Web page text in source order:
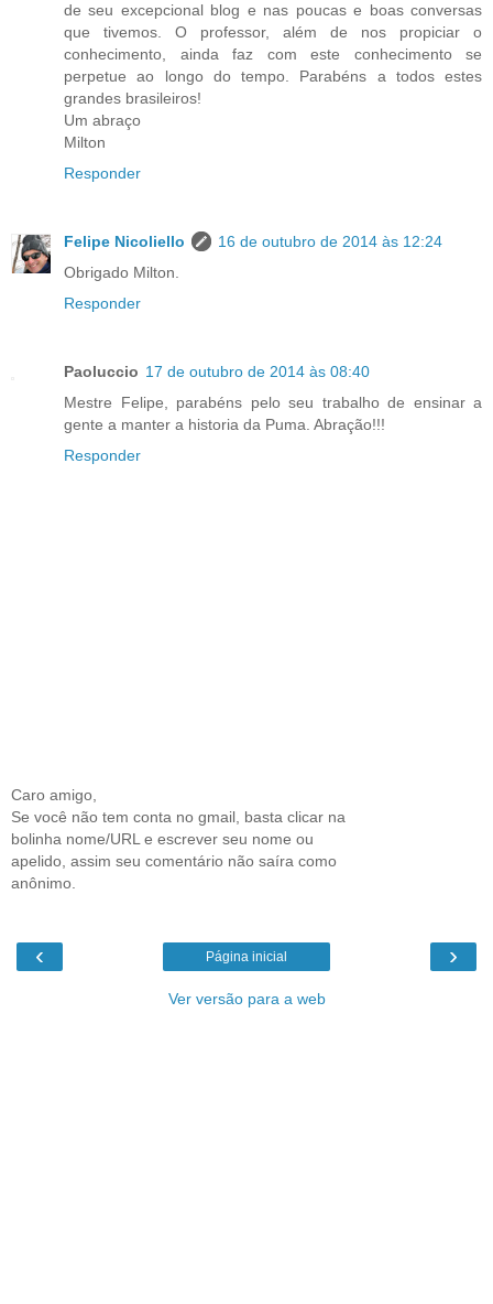
de seu excepcional blog e nas poucas e boas conversas
que tivemos. O professor, além de nos propiciar o
conhecimento, ainda faz com este conhecimento se
perpetue ao longo do tempo. Parabéns a todos estes
grandes brasileiros!
Um abraço
Milton
Responder
Felipe Nicoliello
16 de outubro de 2014 às 12:24
Obrigado Milton.
Responder
Paoluccio 17 de outubro de 2014 às 08:40
Mestre Felipe, parabéns pelo seu trabalho de ensinar a
gente a manter a historia da Puma. Abração!!!
Responder
Caro amigo,
Se você não tem conta no gmail, basta clicar na
bolinha nome/URL e escrever seu nome ou
apelido, assim seu comentário não saíra como
anônimo.
‹ ›
Página inicial
Ver versão para a web